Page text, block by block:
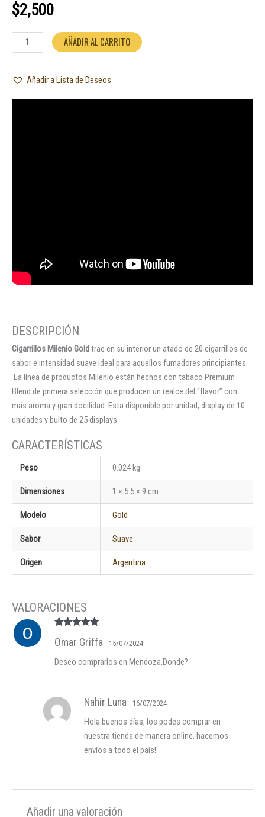
$2,500
AÑADIR AL CARRITO
Añadir a Lista de Deseos
Cigarrillos Milenio Goldtrae en su interior un atado de 20 cigarrillos de
sabor e intensidad suave ideal para aquellos fumadores principiantes.
La línea de productos Milenio están hechos con tabaco Premium
Blend de primera selección que producen un realce del “flavor” con
más aroma y gran docilidad. Esta disponible por unidad, display de 10
unidades y bulto de 25 displays.
Peso 0.024 kg
Dimensiones 1 × 5.5 × 9 cm
Modelo Gold
Sabor Suave
Origen Argentina
5de 5
Omar Griffa 15/07/2024
Deseo comprarlos en Mendoza.Donde?
Nahir Luna 16/07/2024
Hola buenos días, los podes comprar en
nuestra tienda de manera online, hacemos
envíos a todo el país!
Añadir una valoración